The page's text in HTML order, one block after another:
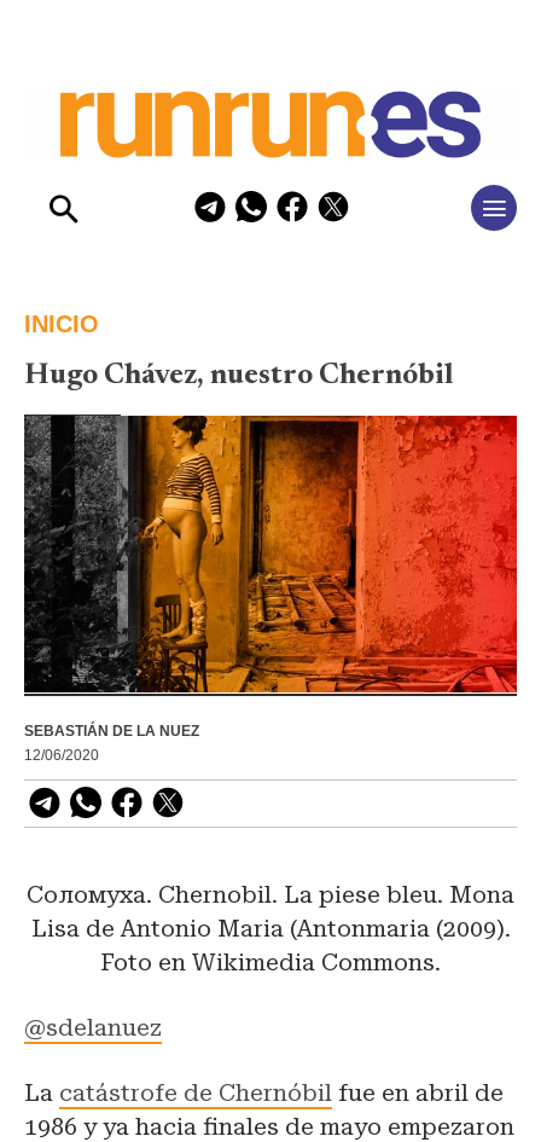
INICIO
Hugo Chávez, nuestro Chernóbil
SEBASTIÁN DE LA NUEZ
12/06/2020
Соломуха. Chernobil. La piese bleu. Mona
Lisa de Antonio Maria (Antonmaria (2009).
Foto en Wikimedia Commons.
@sdelanuez
La catástrofe de Chernóbil fue en abril de
1986 y ya hacia finales de mayo empezaron